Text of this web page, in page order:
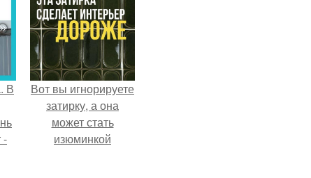
В
-
Вот вы игнорируете
затирку, а она
может стать
изюминкой